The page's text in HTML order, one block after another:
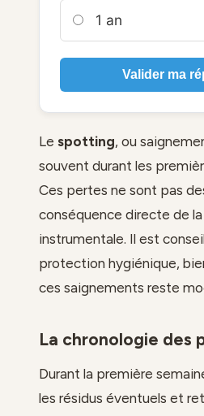
1 an
Valider ma
Le spotting, ou
souvent durant les
Ces pertes ne sont pas
conséquence directe de
instrumentale. Il est
protection hygiénique,
ces saignements reste
La chronologie des
Durant la première
les résidus éventuels et